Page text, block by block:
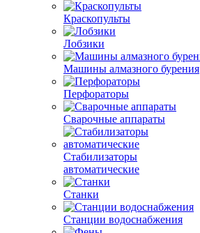
Краскопульты
Лобзики
Машины алмазного бурения
Перфораторы
Сварочные аппараты
Стабилизаторы
автоматические
Станки
Станции водоснабжения